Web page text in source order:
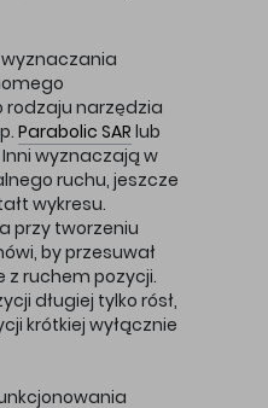
rodzaju narzędzia
Parabolic SAR lub
Inni wyznaczają w
ruchu, jeszcze
wykresu.
przy tworzeniu
by przesuwał
z ruchem pozycji.
długiej tylko rósł,
krótkiej wyłącznie